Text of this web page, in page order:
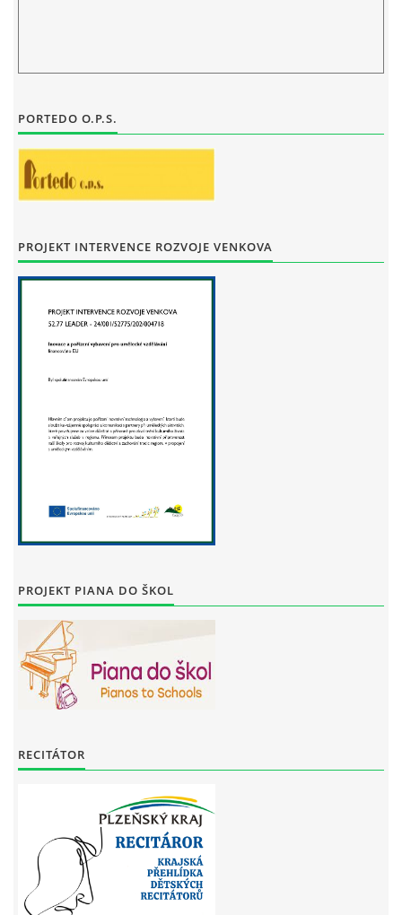
zus.stankov@tiscali.cz
© 2026 eStránky.cz |Tisk|Aktualizováno: 29. 7. 2026|Nahoru ↑
PORTEDO O.P.S.
PROJEKT INTERVENCE ROZVOJE VENKOVA
PROJEKT PIANA DO ŠKOL
RECITÁTOR